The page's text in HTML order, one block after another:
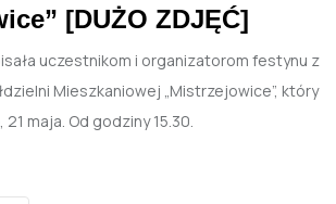
[DUŻO ZDJĘĆ]
uczestnikom i organizatorom festynu z
Mieszkaniowej „Mistrzejowice”, który
maja. Od godziny 15.30.